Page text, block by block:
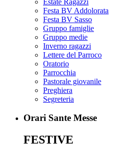
Festa BV Addolorata
Festa BV Sasso
Gruppo famiglie
Gruppo medie
Inverno ragazzi
Lettere del Parroco
Oratorio
Parrocchia
Pastorale giovanile
Preghiera
Segreteria
Orari Sante Messe
FESTIVE